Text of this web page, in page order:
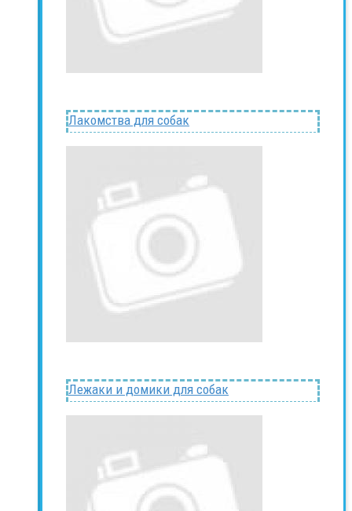
Лакомства для собак
Лежаки и домики для собак